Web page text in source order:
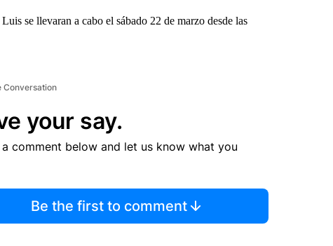
se llevaran a cabo el sábado 22 de marzo desde las
Conversation
your say.
a comment below and let us know what you
Be the first to comment